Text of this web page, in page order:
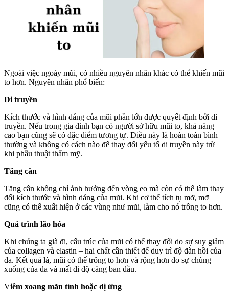
Ngoài việc ngoáy mũi, có nhiều nguyên nhân khác có thể khiến mũi
to hơn. Nguyên nhân phổ biến:
Di truyền
Kích thước và hình dáng của mũi phần lớn được quyết định bởi di
truyền. Nếu trong gia đình bạn có người sở hữu mũi to, khả năng
cao bạn cũng sẽ có đặc điểm tương tự. Điều này là hoàn toàn bình
thường và không có cách nào để thay đổi yếu tố di truyền này trừ
khi phẫu thuật thẩm mỹ.
Tăng cân
Tăng cân không chỉ ảnh hưởng đến vòng eo mà còn có thể làm thay
đổi kích thước và hình dáng của mũi. Khi cơ thể tích tụ mỡ, mỡ
cũng có thể xuất hiện ở các vùng như mũi, làm cho nó trông to hơn.
Quá trình lão hóa
Khi chúng ta già đi, cấu trúc của mũi có thể thay đổi do sự suy giảm
của collagen và elastin – hai chất cần thiết để duy trì độ đàn hồi của
da. Kết quả là, mũi có thể trông to hơn và rộng hơn do sự chùng
xuống của da và mất đi độ căng ban đầu.
Viêm xoang mãn tính hoặc dị ứng